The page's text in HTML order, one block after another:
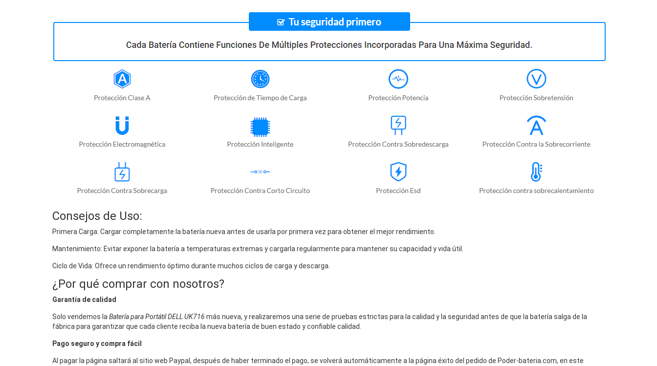
Consejos de Uso:
Primera Carga: Cargar completamente la batería nueva antes de usarla por primera vez para obtener el mejor rendimiento.
Mantenimiento: Evitar exponer la batería a temperaturas extremas y cargarla regularmente para mantener su capacidad y vida útil.
Ciclo de Vida: Ofrece un rendimiento óptimo durante muchos ciclos de carga y descarga.
¿Por qué comprar con nosotros?
Garantía de calidad
Solo vendemos laBatería para Portátil DELL UK716 más nueva, y realizaremos una serie de pruebas estrictas para la calidad y la seguridad antes de que la batería salga de la
fábrica para garantizar que cada cliente reciba la nueva batería de buen estado y confiable calidad.
Pago seguro y compra fácil
Al pagar la página saltará al sitio web Paypal, después de haber terminado el pago, se volverá automáticamente a la página éxito del pedido de Poder-bateria.com, en este